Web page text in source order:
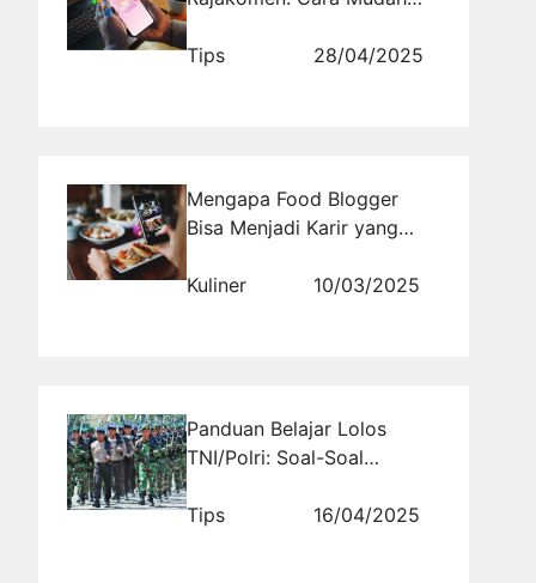
Meledak
Tips 28/04/2025
Mengapa Food Blogger
Bisa Menjadi Karir yang
Kuliner
10/03/2025
Panduan Belajar Lolos
TNI/Polri: Soal-Soal
Mengerjakannya
Tips 16/04/2025